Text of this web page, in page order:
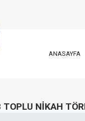
ANASAYFA
NİKAH